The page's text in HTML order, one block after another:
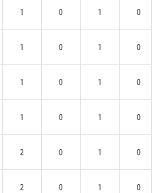
1 0 1 0
1 0 1 0
1 0 1 0
1 0 1 0
2 0 1 0
2 0 1 0